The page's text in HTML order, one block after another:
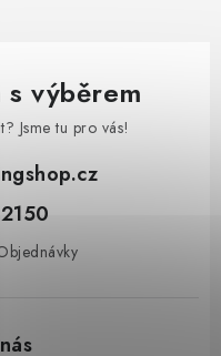
s výběrem
Jsme tu pro vás!